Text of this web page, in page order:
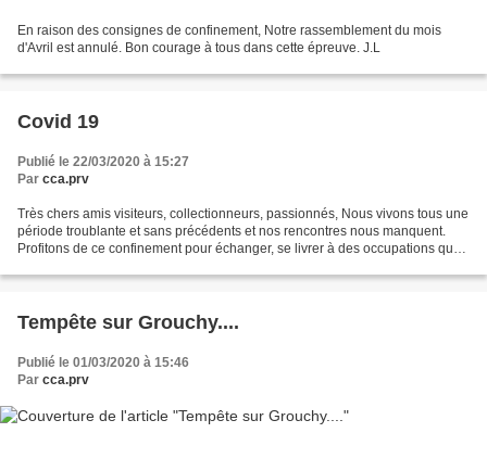
En raison des consignes de confinement, Notre rassemblement du mois
d'Avril est annulé. Bon courage à tous dans cette épreuve. J.L
Covid 19
Publié le 22/03/2020 à 15:27
Par cca.prv
Très chers amis visiteurs, collectionneurs, passionnés, Nous vivons tous une
période troublante et sans précédents et nos rencontres nous manquent.
Profitons de ce confinement pour échanger, se livrer à des occupations que
Tempête sur Grouchy....
Publié le 01/03/2020 à 15:46
Par cca.prv